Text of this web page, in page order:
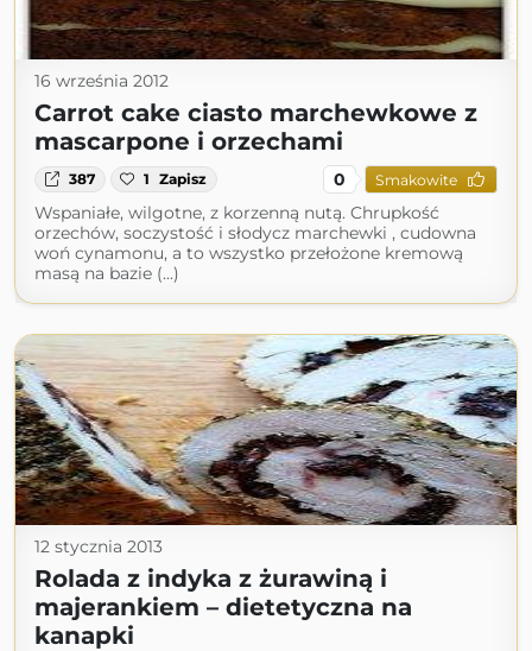
16 września 2012
Carrot cake ciasto marchewkowe z
mascarpone i orzechami
387 1 Zapisz 0 Smakowite
Wspaniałe, wilgotne, z korzenną nutą. Chrupkość
orzechów, soczystość i słodycz marchewki , cudowna
woń cynamonu, a to wszystko przełożone kremową
masą na bazie (...)
12 stycznia 2013
Rolada z indyka z żurawiną i
majerankiem – dietetyczna na
kanapki